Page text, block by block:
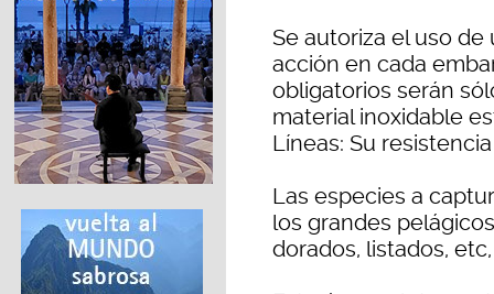
Se autoriza el uso
acción en cada
obligatorios serán
material inoxidable
Líneas: Su
Las especies a
los grandes
dorados, listados,